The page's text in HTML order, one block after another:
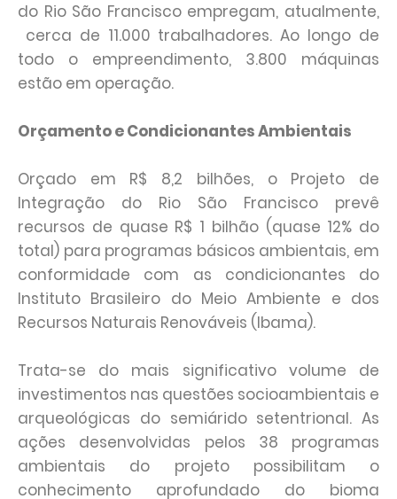
do Rio São Francisco empregam, atualmente,
cerca de 11.000 trabalhadores. Ao longo de
todo o empreendimento, 3.800 máquinas
estão em operação.
Orçamento e Condicionantes Ambientais
Orçado em R$ 8,2 bilhões, o Projeto de
Integração do Rio São Francisco prevê
recursos de quase R$ 1 bilhão (quase 12% do
total) para programas básicos ambientais, em
conformidade com as condicionantes do
Instituto Brasileiro do Meio Ambiente e dos
Recursos Naturais Renováveis (Ibama).
Trata-se do mais significativo volume de
investimentos nas questões socioambientais e
arqueológicas do semiárido setentrional. As
ações desenvolvidas pelos 38 programas
ambientais do projeto possibilitam o
conhecimento aprofundado do bioma